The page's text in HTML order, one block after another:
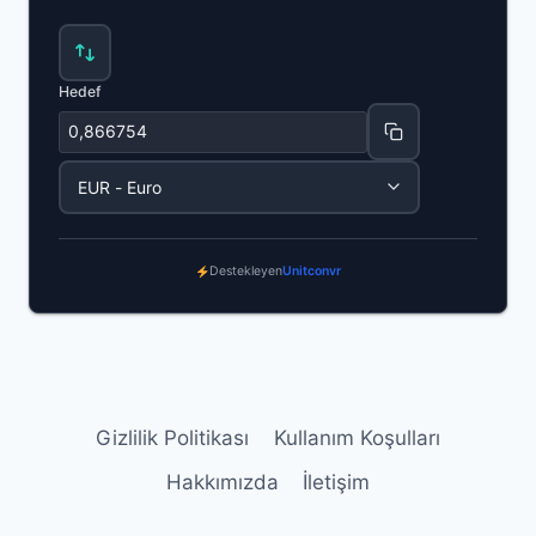
Hedef
DestekleyenUnitconvr
Gizlilik Politikası
Kullanım Koşulları
Hakkımızda
İletişim